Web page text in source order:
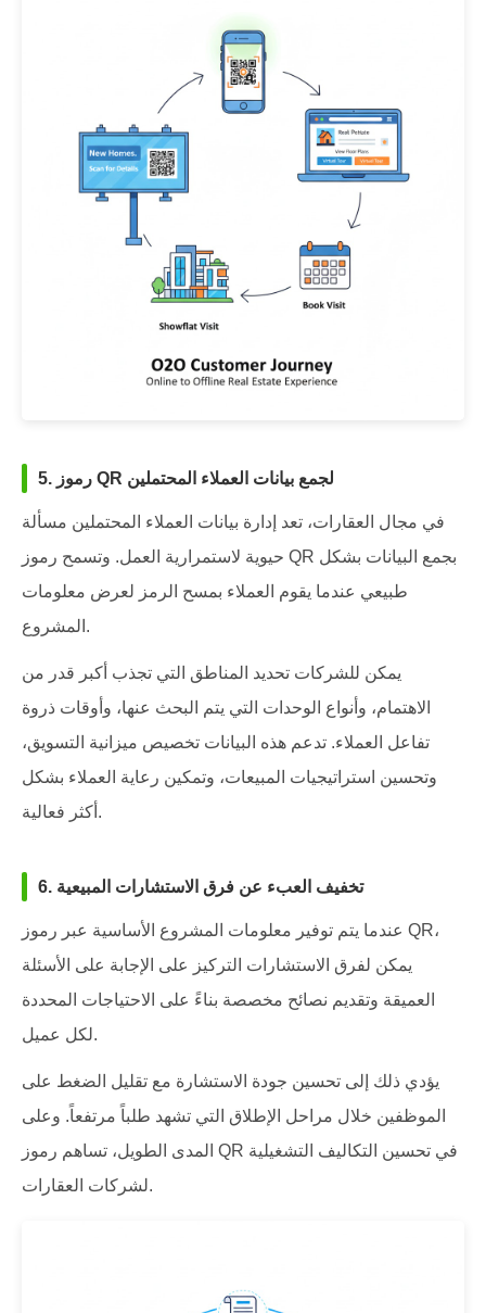
5. رموز QR لجمع بيانات العملاء المحتملين
في مجال العقارات، تعد إدارة بيانات العملاء المحتملين مسألة
حيوية لاستمرارية العمل. وتسمح رموز QR بجمع البيانات بشكل
طبيعي عندما يقوم العملاء بمسح الرمز لعرض معلومات
المشروع.
يمكن للشركات تحديد المناطق التي تجذب أكبر قدر من
الاهتمام، وأنواع الوحدات التي يتم البحث عنها، وأوقات ذروة
تفاعل العملاء. تدعم هذه البيانات تخصيص ميزانية التسويق،
وتحسين استراتيجيات المبيعات، وتمكين رعاية العملاء بشكل
أكثر فعالية.
6. تخفيف العبء عن فرق الاستشارات المبيعية
عندما يتم توفير معلومات المشروع الأساسية عبر رموز QR،
يمكن لفرق الاستشارات التركيز على الإجابة على الأسئلة
العميقة وتقديم نصائح مخصصة بناءً على الاحتياجات المحددة
لكل عميل.
يؤدي ذلك إلى تحسين جودة الاستشارة مع تقليل الضغط على
الموظفين خلال مراحل الإطلاق التي تشهد طلباً مرتفعاً. وعلى
المدى الطويل، تساهم رموز QR في تحسين التكاليف التشغيلية
لشركات العقارات.